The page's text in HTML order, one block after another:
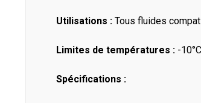
Utilisations : Tous fluides
Limites de températures : -
Spécifications :